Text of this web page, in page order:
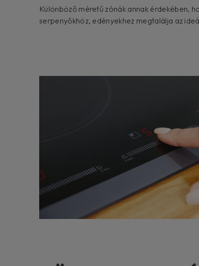
Különböző méretű zónák annak érdekében,
serpenyőkhöz, edényekhez megtalálja az